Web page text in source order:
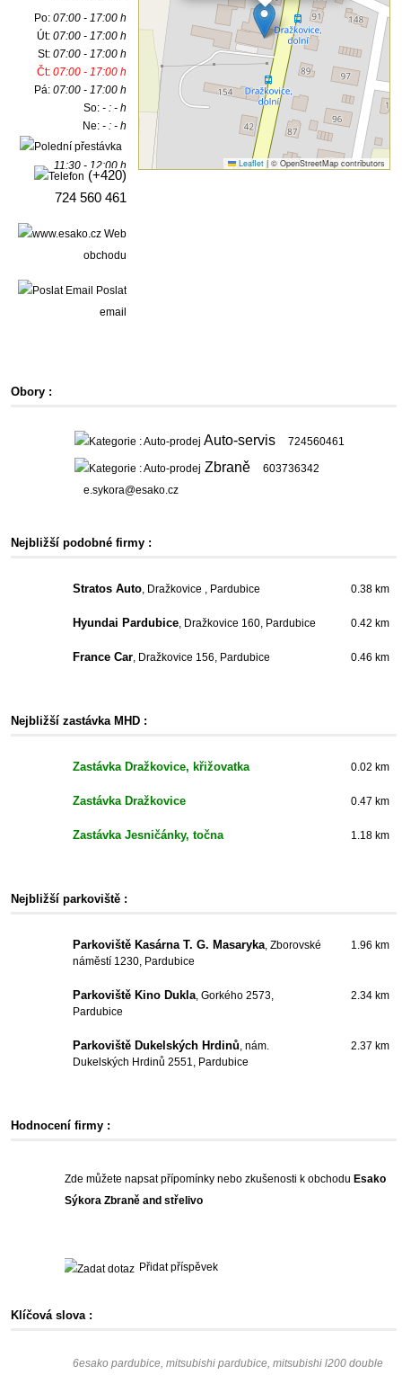
Po:07:00 - 17:00 h
Út:07:00 - 17:00 h
St:07:00 - 17:00 h
Čt:07:00 - 17:00 h
Pá:07:00 - 17:00 h
So:- : - h
Ne:- : - h
11:30 - 12:00 h
(+420)
724 560 461
Web
obchodu
Poslat
email
Leaflet |© OpenStreetMap contributors
Obory :
Auto-servis 724560461
Zbraně
603736342
e.sykora@esako.cz
Nejbližší podobné firmy :
Stratos Auto, Dražkovice , Pardubice 0.38 km
Hyundai Pardubice, Dražkovice 160, Pardubice 0.42 km
France Car, Dražkovice 156, Pardubice 0.46 km
Nejbližší zastávka MHD :
Zastávka Dražkovice, křižovatka 0.02 km
Zastávka Dražkovice 0.47 km
Zastávka Jesničánky, točna 1.18 km
Nejbližší parkoviště :
Parkoviště Kasárna T. G. Masaryka, Zborovské
náměstí 1230, Pardubice
1.96 km
Parkoviště Kino Dukla, Gorkého 2573,
Pardubice
2.34 km
Parkoviště Dukelských Hrdinů, nám.
Dukelských Hrdinů 2551, Pardubice
2.37 km
Hodnocení firmy :
Zde můžete napsat přípomínky nebo zkušenosti k obchodu Esako
Sýkora Zbraně and střelivo
Přidat příspěvek
Klíčová slova :
6esako pardubice, mitsubishi pardubice, mitsubishi l200 double